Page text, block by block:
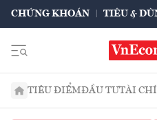
CHỨNG KHOÁN TIÊU &
TIÊU ĐIỂMĐẦU TƯTÀI